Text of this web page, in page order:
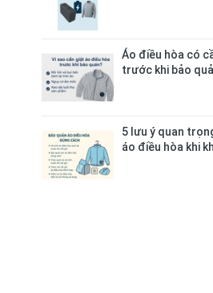
Áo điều hòa có
trước khi bảo
5 lưu ý quan
áo điều hòa khi